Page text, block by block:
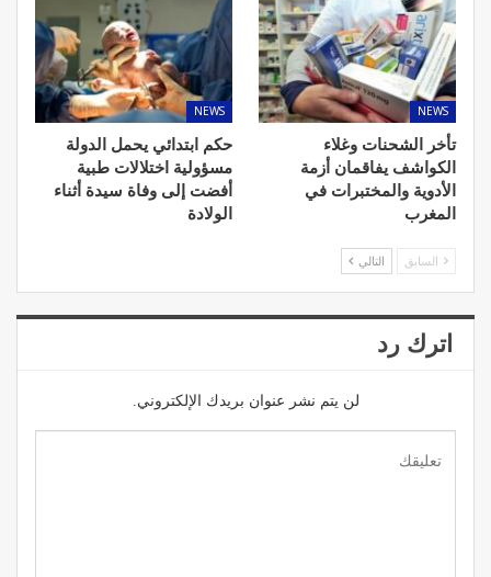
NEWS
تأخر الشحنات وغلاء
الكواشف يفاقمان أزمة
الأدوية والمختبرات في
المغرب
NEWS
حكم ابتدائي يحمل الدولة
مسؤولية اختلالات طبية
أفضت إلى وفاة سيدة أثناء
الولادة
السابق التالي
اترك رد
لن يتم نشر عنوان بريدك الإلكتروني.